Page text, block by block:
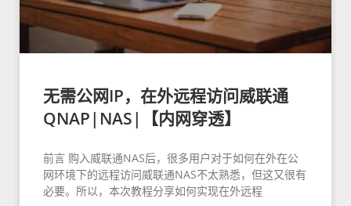
无需公网IP，在外远程访问威联通
QNAP|NAS|【内网穿透】
前言 购入威联通NAS后，很多用户对于如何在外在公
网环境下的远程访问威联通NAS不太熟悉，但这又很有
必要。所以，本次教程分享如何实现在外远程